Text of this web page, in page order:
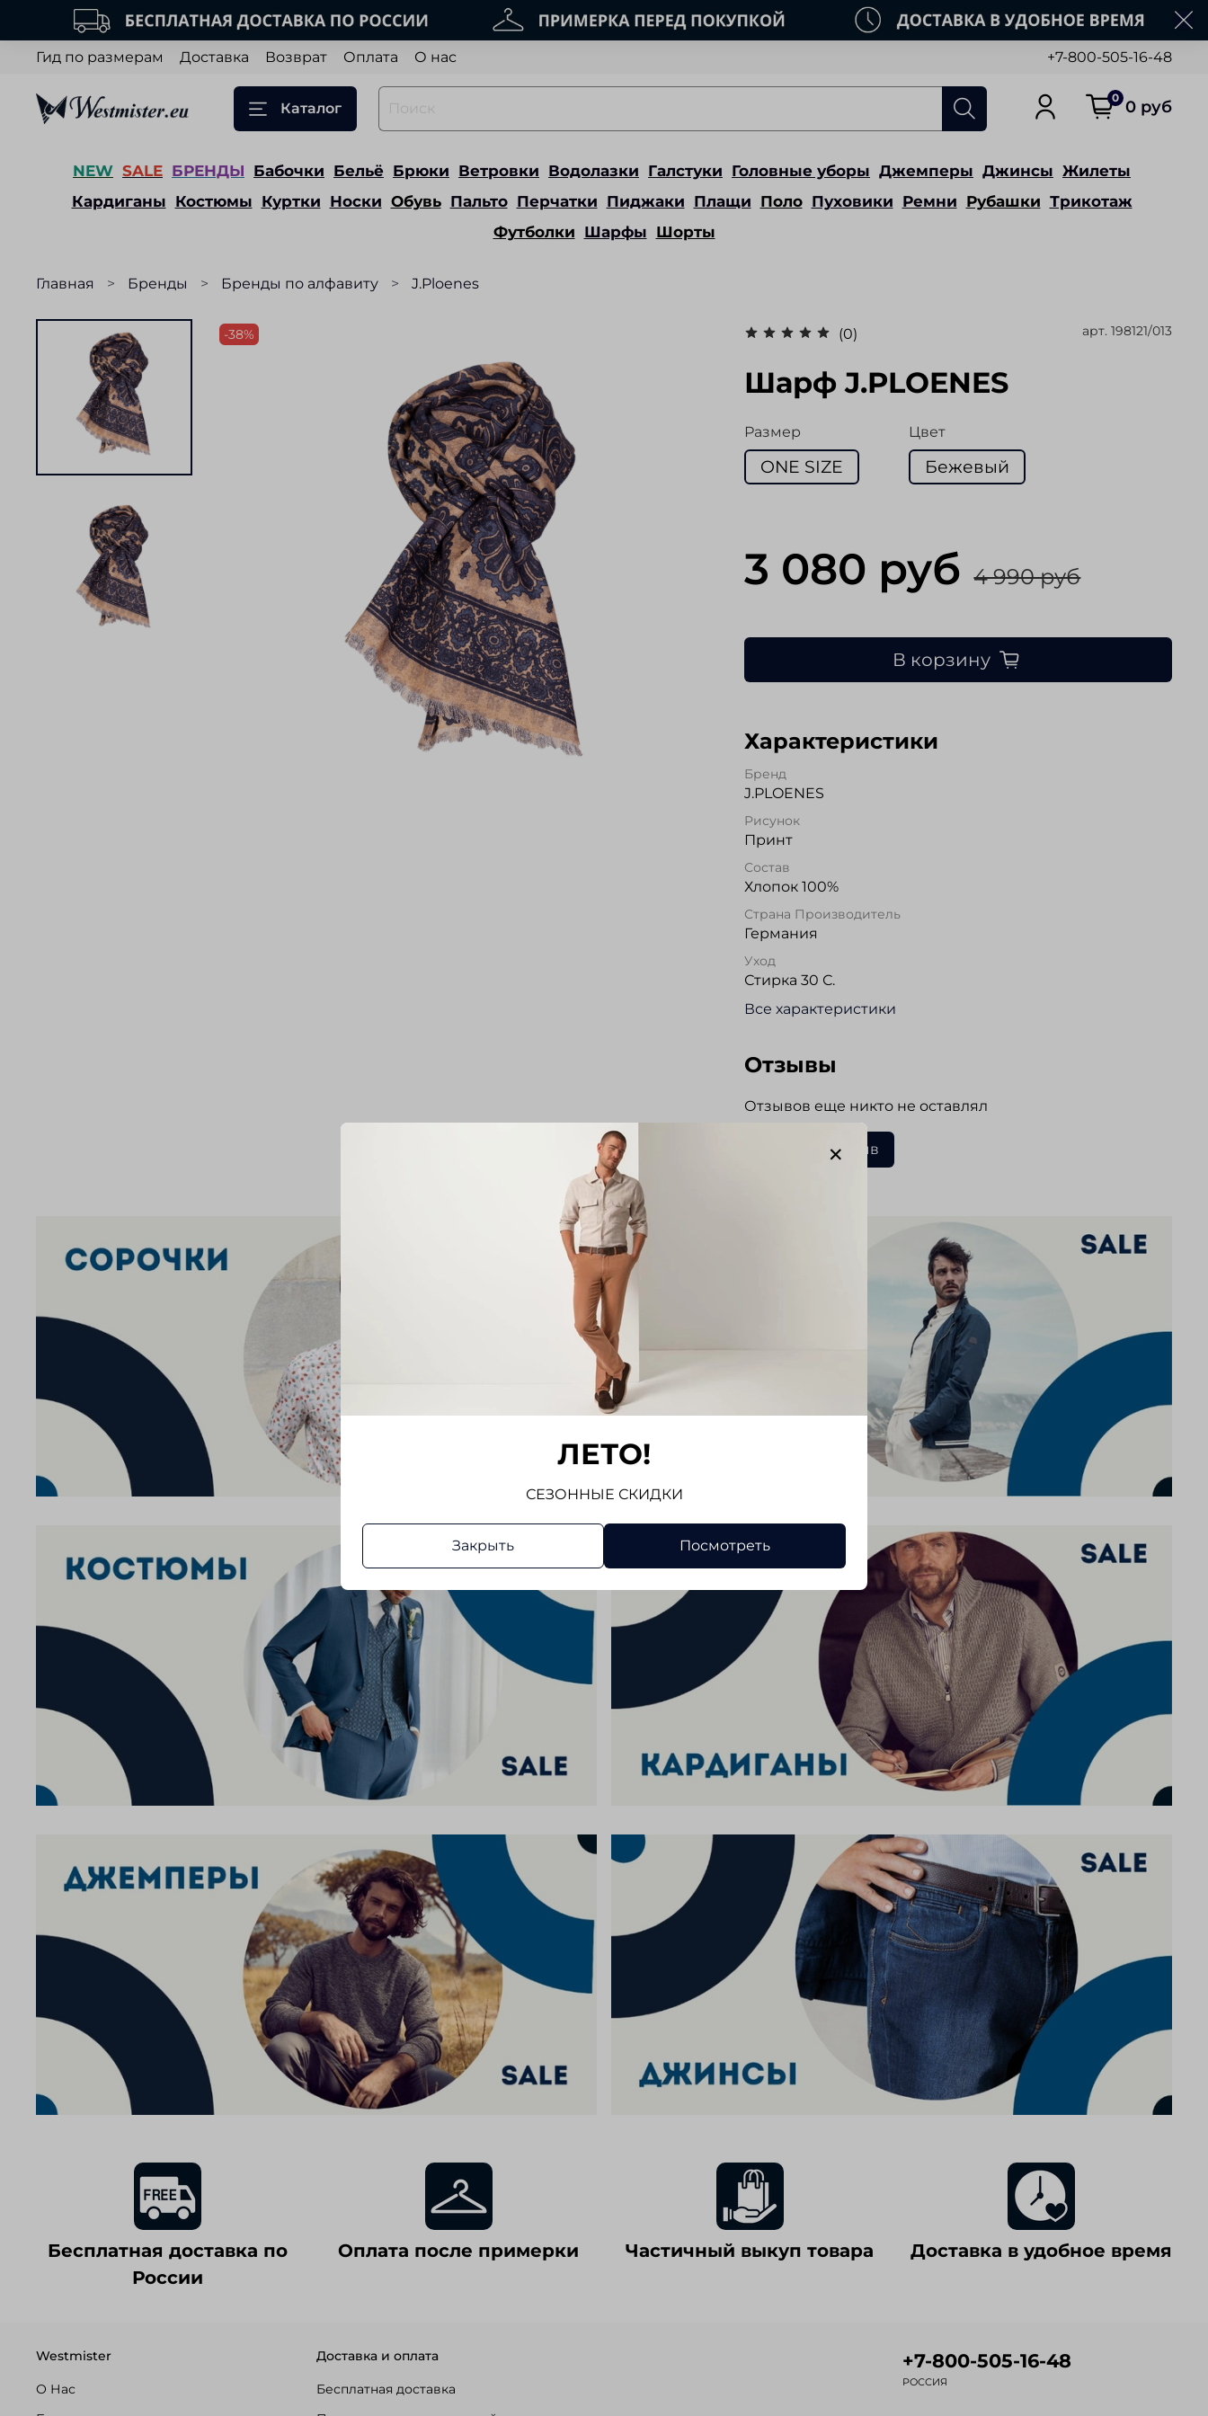
Гид по размерам Доставка Возврат Оплата О нас +7-800-505-16-48
Каталог
0 0 руб
NEW SALE БРЕНДЫ Бабочки Бельё Брюки Ветровки Водолазки Галстуки Головные уборы Джемперы Джинсы Жилеты
Кардиганы Костюмы Куртки Носки Обувь Пальто Перчатки Пиджаки Плащи Поло Пуховики Ремни Рубашки Трикотаж
Футболки Шарфы Шорты
Главная Бренды Бренды по алфавиту J.Ploenes
-38% (0) арт. 198121/013
Шарф J.PLOENES
Размер
ONE SIZE
Цвет
Бежевый
3 080 руб 4 990 руб
В корзину
Характеристики
Бренд
J.PLOENES
Рисунок
Принт
Состав
Хлопок 100%
Страна Производитель
Германия
Уход
Стирка 30 С.
Все характеристики
Отзывы
Отзывов еще никто не оставлял
Написать отзыв
Бесплатная доставка по
России
Оплата после примерки Частичный выкуп товара Доставка в удобное время
Westmister
О Нас
Доставка и оплата
Бесплатная доставка
+7-800-505-16-48
РОССИЯ
ЛЕТО!
СЕЗОННЫЕ СКИДКИ
Закрыть Посмотреть